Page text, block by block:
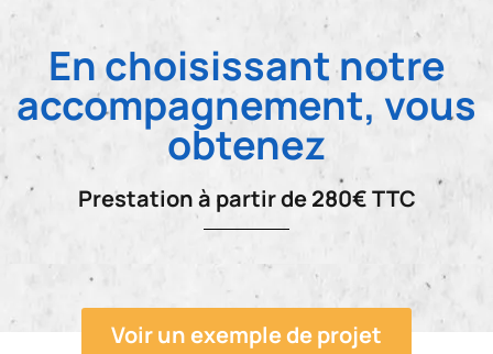
En choisissant notre
accompagnement, vous
obtenez
Prestation à partir de 280€ TTC
Voir un exemple de projet